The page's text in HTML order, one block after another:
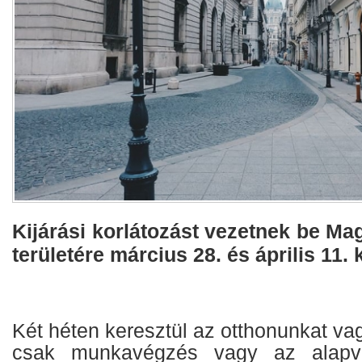
Kijárási korlátozást vezetnek be
területére március 28. és április 11.
Két héten keresztül az otthonunkat
csak munkavégzés vagy az